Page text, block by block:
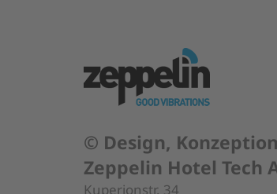
© Design,
Zeppelin Hotel Tech
Kuperionstr. 34